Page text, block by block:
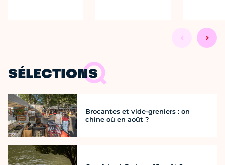
SÉLECTIONS
Brocantes et vide-greniers : on
chine où en août ?